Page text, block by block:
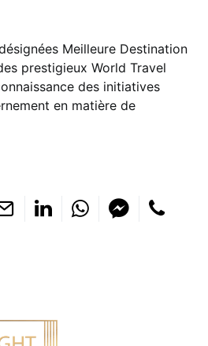
Meilleure Destination
prestigieux World Travel
des initiatives
en matière de